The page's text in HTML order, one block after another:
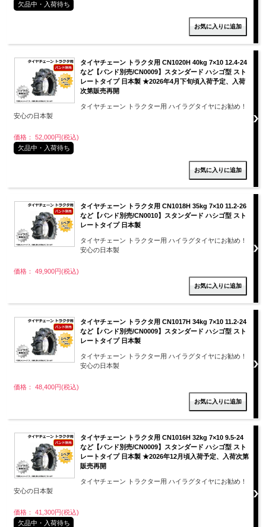
欠品中・入荷待ち
タイヤチェーン トラクタ用 CN1020H 40kg 7×10 12.4-24
など【バンド別売/CN0009】スタンダード ハシゴ型 スト
レートタイプ 日本製 ★2026年4月下旬頃入荷予定、入荷
次第販売再開
タイヤチェーン トラクター用 ハイラグタイヤにお勧め！
安心の日本製
価格： 52,000円(税込)
欠品中・入荷待ち
タイヤチェーン トラクタ用 CN1018H 35kg 7×10 11.2-26
など【バンド別売/CN0010】スタンダード ハシゴ型 スト
レートタイプ 日本製
タイヤチェーン トラクター用 ハイラグタイヤにお勧め！
安心の日本製
価格： 49,900円(税込)
タイヤチェーン トラクタ用 CN1017H 34kg 7×10 11.2-24
など【バンド別売/CN0009】スタンダード ハシゴ型 スト
レートタイプ 日本製
タイヤチェーン トラクター用 ハイラグタイヤにお勧め！
安心の日本製
価格： 48,400円(税込)
タイヤチェーン トラクタ用 CN1016H 32kg 7×10 9.5-24
など【バンド別売/CN0009】スタンダード ハシゴ型 スト
レートタイプ 日本製 ★2026年12月頃入荷予定、入荷次第
販売再開
タイヤチェーン トラクター用 ハイラグタイヤにお勧め！
安心の日本製
価格： 41,300円(税込)
欠品中・入荷待ち